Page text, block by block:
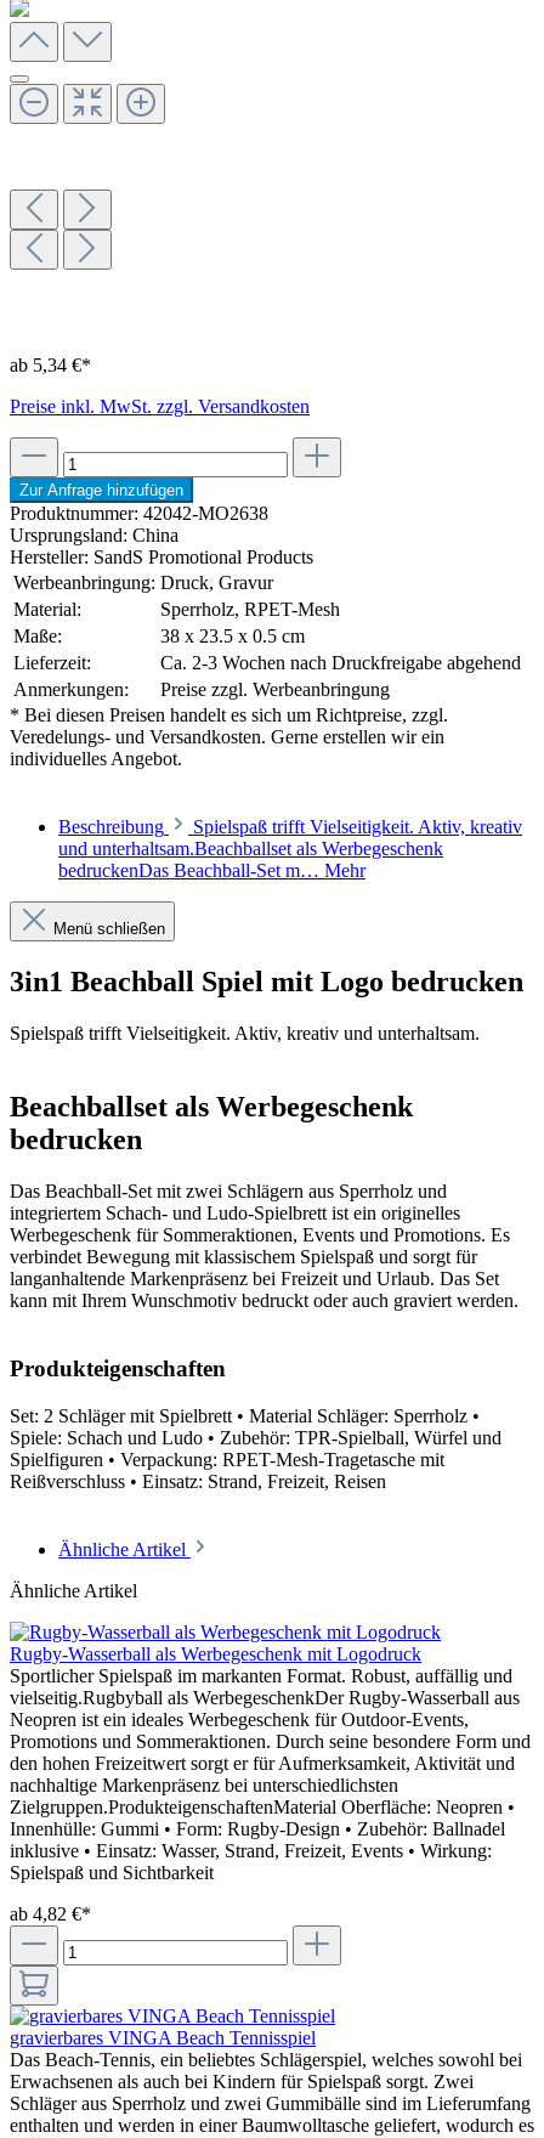
ab 5,34 €*
Preise inkl. MwSt. zzgl. Versandkosten
Zur Anfrage hinzufügen
Produktnummer: 42042-MO2638
Ursprungsland: China
Hersteller: SandS Promotional Products
Werbeanbringung: Druck, Gravur
Material:
Sperrholz, RPET-Mesh
Maße:
38 x 23.5 x 0.5 cm
Lieferzeit:
Ca. 2-3 Wochen nach Druckfreigabe abgehend
Anmerkungen:
Preise zzgl. Werbeanbringung
* Bei diesen Preisen handelt es sich um Richtpreise, zzgl.
Veredelungs- und Versandkosten. Gerne erstellen wir ein
individuelles Angebot.
Beschreibung
Spielspaß trifft Vielseitigkeit. Aktiv, kreativ
und unterhaltsam.Beachballset als Werbegeschenk
bedruckenDas Beachball-Set m… Mehr
Menü schließen
3in1 Beachball Spiel mit Logo bedrucken
Spielspaß trifft Vielseitigkeit. Aktiv, kreativ und unterhaltsam.
Beachballset als Werbegeschenk
bedrucken
Das Beachball-Set mit zwei Schlägern aus Sperrholz und
integriertem Schach- und Ludo-Spielbrett ist ein originelles
Werbegeschenk für Sommeraktionen, Events und Promotions. Es
verbindet Bewegung mit klassischem Spielspaß und sorgt für
langanhaltende Markenpräsenz bei Freizeit und Urlaub. Das Set
kann mit Ihrem Wunschmotiv bedruckt oder auch graviert werden.
Produkteigenschaften
Set: 2 Schläger mit Spielbrett • Material Schläger: Sperrholz •
Spiele: Schach und Ludo • Zubehör: TPR-Spielball, Würfel und
Spielfiguren • Verpackung: RPET-Mesh-Tragetasche mit
Reißverschluss • Einsatz: Strand, Freizeit, Reisen
Ähnliche Artikel
Ähnliche Artikel
Rugby-Wasserball als Werbegeschenk mit Logodruck
Sportlicher Spielspaß im markanten Format. Robust, auffällig und
vielseitig.Rugbyball als WerbegeschenkDer Rugby-Wasserball aus
Neopren ist ein ideales Werbegeschenk für Outdoor-Events,
Promotions und Sommeraktionen. Durch seine besondere Form und
den hohen Freizeitwert sorgt er für Aufmerksamkeit, Aktivität und
nachhaltige Markenpräsenz bei unterschiedlichsten
Zielgruppen.ProdukteigenschaftenMaterial Oberfläche: Neopren •
Innenhülle: Gummi • Form: Rugby-Design • Zubehör: Ballnadel
inklusive • Einsatz: Wasser, Strand, Freizeit, Events • Wirkung:
Spielspaß und Sichtbarkeit
ab 4,82 €*
gravierbares VINGA Beach Tennisspiel
Das Beach-Tennis, ein beliebtes Schlägerspiel, welches sowohl bei
Erwachsenen als auch bei Kindern für Spielspaß sorgt. Zwei
Schläger aus Sperrholz und zwei Gummibälle sind im Lieferumfang
enthalten und werden in einer Baumwolltasche geliefert, wodurch es